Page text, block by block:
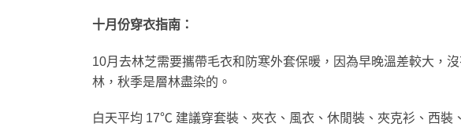
十月份穿衣指南：
10月去林芝需要攜帶毛衣和防寒外套保暖，因為早晚溫差較大，
林，秋季是層林盡染的。
白天平均 17℃ 建議穿套裝、夾衣、風衣、休閒裝、夾克衫、西裝